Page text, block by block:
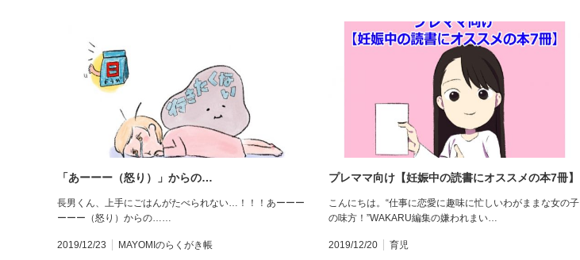
「あーーー（怒り）」からの…
長男くん、上手にごはんがたべられない…！！！あーーー
ーーー（怒り）からの……
2019/12/23 MAYOMIのらくがき帳
プレママ向け【妊娠中の読書にオススメの本7冊】
こんにちは。“仕事に恋愛に趣味に忙しいわがままな女の子
の味方！”WAKARU編集の嫌われまい…
2019/12/20 育児